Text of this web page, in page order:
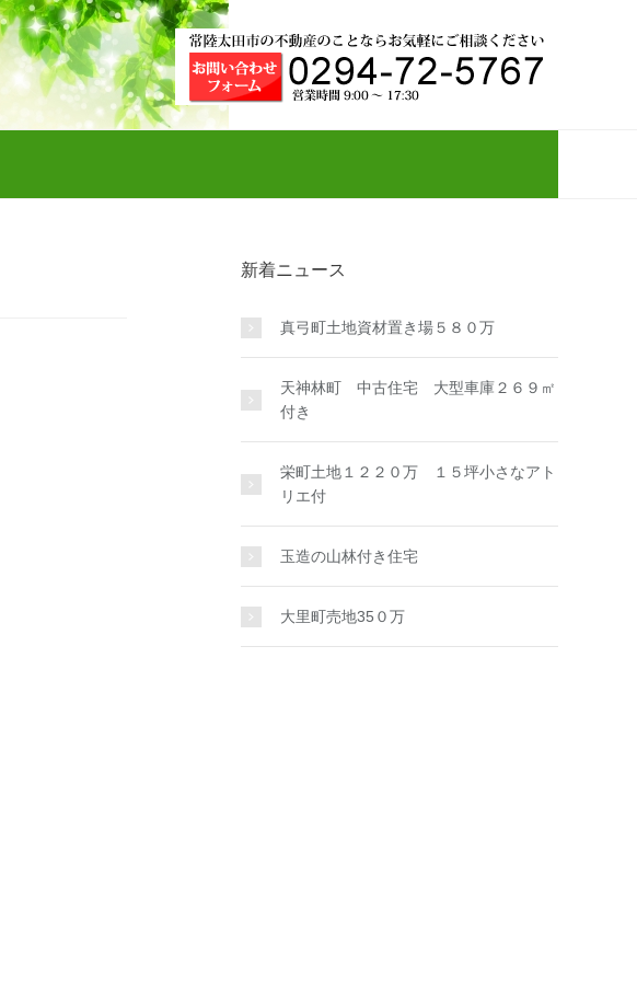
新着ニュース
真弓町土地資材置き場５８０万
天神林町 中古住宅 大型車庫２６９㎡
付き
栄町土地１２２０万 １５坪小さなアト
リエ付
玉造の山林付き住宅
大里町売地35０万